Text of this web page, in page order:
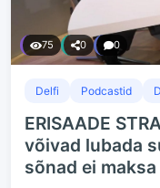
75 0 0
Delfi Podcastid
ERISAADE
võivad lubada
sõnad ei